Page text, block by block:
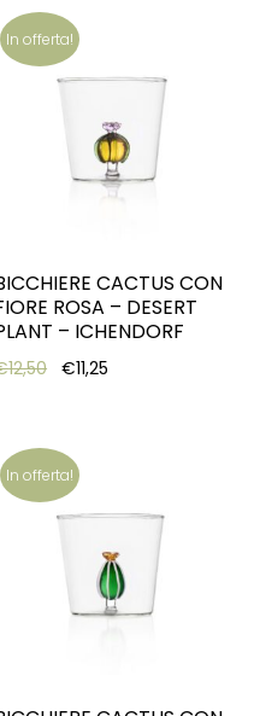
In offerta!
CACTUS CON
ROSA – DESERT
– ICHENDORF
12,50 Original price was:
€11,25
In offerta!